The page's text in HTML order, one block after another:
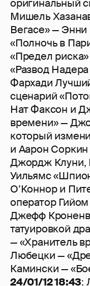
оригинальный
Мишель
Вегасе» —
«Полночь в
«Предел
«Развод
Фархади
сценарий
Нат Факсон и
времени» —
который
и Аарон
Джордж Клуни,
Уильямс
О’Коннор и
оператор
Джефф
татуировкой
— «Хранитель
Любецки —
Камински —
24/01/12 18:43: